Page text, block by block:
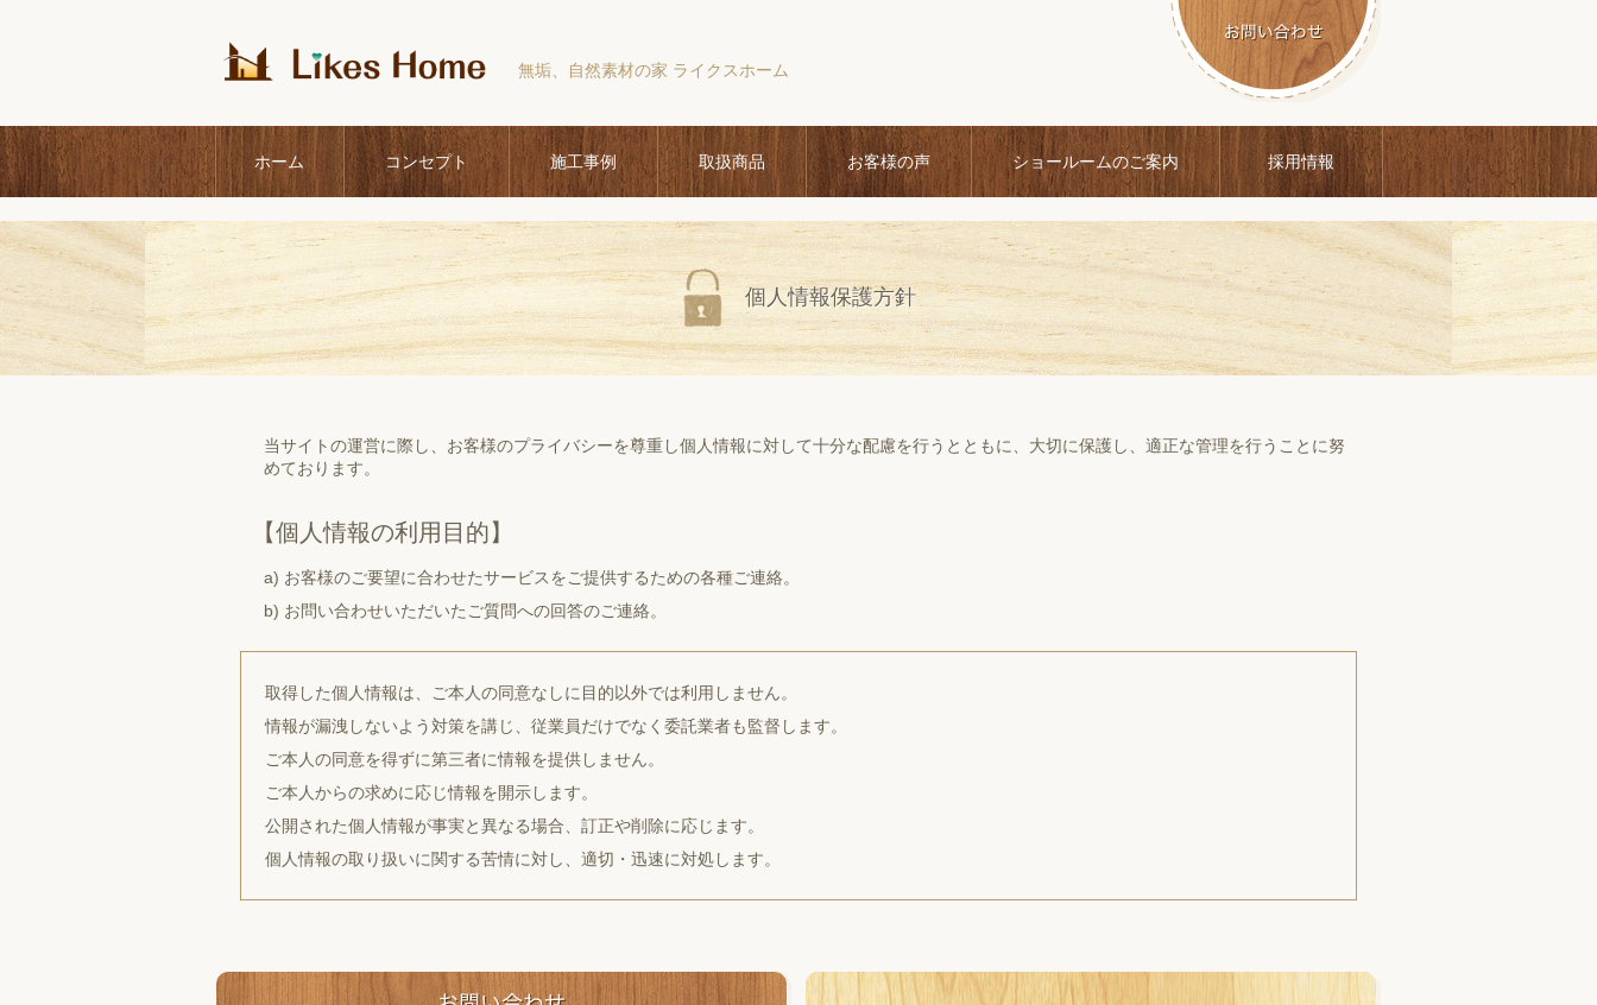
無垢、自然素材の家 ライクスホーム
ホーム コンセプト 施工事例 取扱商品 お客様の声 ショールームのご案内 採用情報
個人情報保護方針
当サイトの運営に際し、お客様のプライバシーを尊重し個人情報に対して十分な配慮を行うとともに、大切に保護し、適正な管理を行うことに努
めております。
【個人情報の利用目的】
a) お客様のご要望に合わせたサービスをご提供するための各種ご連絡。
b) お問い合わせいただいたご質問への回答のご連絡。
取得した個人情報は、ご本人の同意なしに目的以外では利用しません。
情報が漏洩しないよう対策を講じ、従業員だけでなく委託業者も監督します。
ご本人の同意を得ずに第三者に情報を提供しません。
ご本人からの求めに応じ情報を開示します。
公開された個人情報が事実と異なる場合、訂正や削除に応じます。
個人情報の取り扱いに関する苦情に対し、適切・迅速に対処します。